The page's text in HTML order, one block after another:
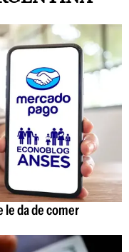
le da de comer